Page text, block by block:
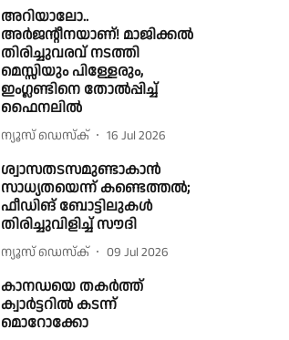
അറിയാലോ..
അർജൻ്റീനയാണ്! മാജിക്കൽ
തിരിച്ചുവരവ് നടത്തി
മെസ്സിയും പിള്ളേരും,
ഇംഗ്ലണ്ടിനെ തോൽപ്പിച്ച്
ഫൈനലിൽ
ന്യൂസ് ഡെസ്ക് 16 Jul 2026
ശ്വാസതടസമുണ്ടാകാൻ
സാധ്യതയെന്ന് കണ്ടെത്തൽ;
ഫീഡിങ് ബോട്ടിലുകൾ
തിരിച്ചുവിളിച്ച് സൗദി
ന്യൂസ് ഡെസ്ക് 09 Jul 2026
കാനഡയെ തകർത്ത്
ക്വാർട്ടറിൽ കടന്ന്
മൊറോക്കോ